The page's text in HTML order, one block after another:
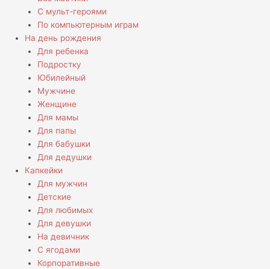
С мульт-героями
По компьютерным играм
На день рождения
Для ребенка
Подростку
Юбилейный
Мужчине
Женщине
Для мамы
Для папы
Для бабушки
Для дедушки
Капкейки
Для мужчин
Детские
Для любимых
Для девушки
На девичник
С ягодами
Корпоративные